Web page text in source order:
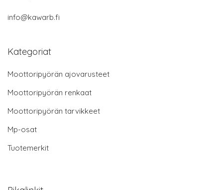
info@kawarb.fi
Kategoriat
Moottoripyörän ajovarusteet
Moottoripyörän renkaat
Moottoripyörän tarvikkeet
Mp-osat
Tuotemerkit